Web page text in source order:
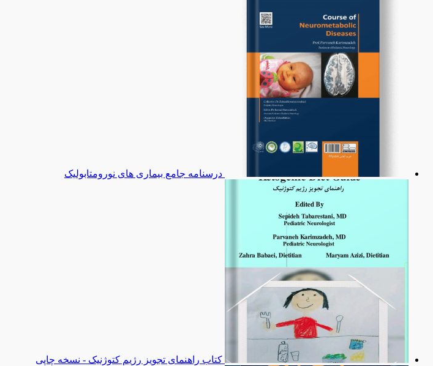
درسنامه جامع بیماری های نورومتابولیک
کتاب راهنمای تجویز رژیم کتوژنیک - نسخه چاپی